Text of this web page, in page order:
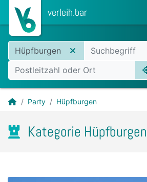
verleih.bar
Hüpfburgen
Party Hüpfburgen
Kategorie Hüpfburgen